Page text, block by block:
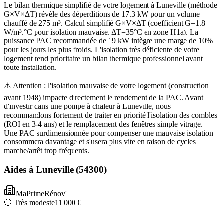
Le bilan thermique simplifié de votre logement à Luneville (méthode
G×V×ΔT) révèle des déperditions de 17.3 kW pour un volume
chauffé de 275 m³. Calcul simplifié G×V×ΔT (coefficient G=1.8
W/m³.°C pour isolation mauvaise, ΔT=35°C en zone H1a). La
puissance PAC recommandée de 19 kW intègre une marge de 10%
pour les jours les plus froids. L'isolation très déficiente de votre
logement rend prioritaire un bilan thermique professionnel avant
toute installation.
⚠️ Attention : l'isolation mauvaise de votre logement (construction
avant 1948) impacte directement le rendement de la PAC. Avant
d'investir dans une pompe à chaleur à Luneville, nous
recommandons fortement de traiter en priorité l'isolation des combles
(ROI en 3-4 ans) et le remplacement des fenêtres simple vitrage.
Une PAC surdimensionnée pour compenser une mauvaise isolation
consommera davantage et s'usera plus vite en raison de cycles
marche/arrêt trop fréquents.
Aides à Luneville (54300)
MaPrimeRénov'
🔵 Très modeste11 000 €